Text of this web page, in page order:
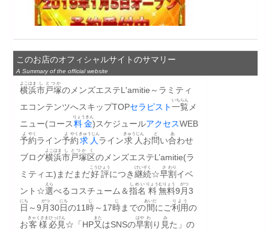
このお店のオフィシャルサイトのサマリー
A Summary of the official website
横浜
よこはま
市
し
戸塚
とつか
のメンズエステL'amitie～ラミティ
エコンテンツへスキップTOPセラピスト一覧
いちらん
メ
ニュー(コース料金
りょうきん
)スケジュールアクセスWEB
予
よ
約
やく
ライン予
よ
約
やく
求人
きゅうじん
ライン求人
きゅうじん
お問
と
い合
あ
わせ
ブログ横浜
よこはま
市
し
戸塚
とつか
区
く
のメンズエステL’amitie(ラ
ミティエ)まだまだ好評
こうひょう
につき継続
けいぞく
☆早
さ
割
わり
イベ
ント☆選
えら
べるコスチューム＆指名
しめい
料
りょう
無料
むりょう
9 月
がつ
3
日
にち
～9 月
がつ
30日
にち
の11 時
じ
～17時
じ
までの間
あいだ
にご利用
りよう
の
お客様
きゃくさま
必見
ひっけん
☆「HP又
また
はSNSの早
はや
割
わ
り 見
み
た」の